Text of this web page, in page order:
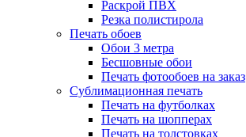
Раскрой ПВХ
Резка полистирола
Печать обоев
Обои 3 метра
Бесшовные обои
Печать фотообоев на заказ
Сублимационная печать
Печать на футболках
Печать на шопперах
Печать на толстовках